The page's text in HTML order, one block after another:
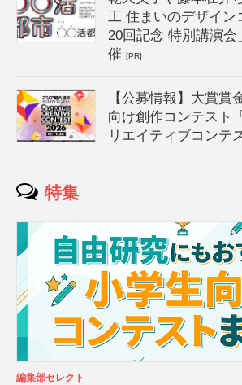
工 住まいのデザイン
20回記念 特別講演会
催[PR]
【公募情報】大賞賞
向け創作コンテスト
リエイティブコンテ
特集
編集部セレクト